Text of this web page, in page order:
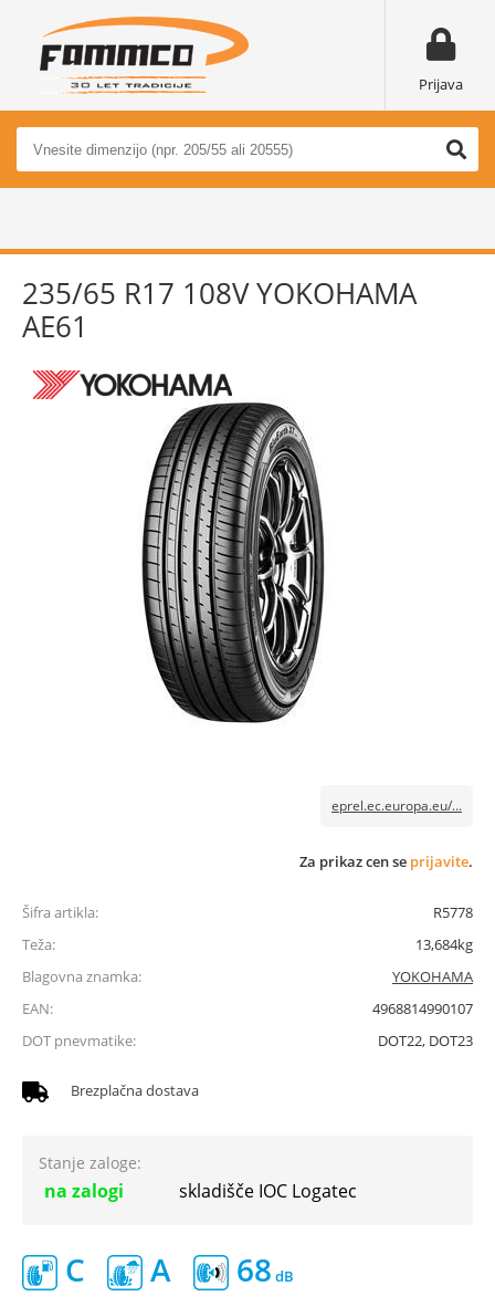
Prijava
235/65 R17 108V YOKOHAMA
AE61
eprel.ec.europa.eu/...
Za prikaz cen se prijavite.
Šifra artikla:
R5778
Teža:
13,684kg
Blagovna znamka:
YOKOHAMA
EAN:
4968814990107
DOT pnevmatike:
DOT22, DOT23
Brezplačna dostava
Stanje zaloge:
na zalogi skladišče IOC Logatec
C A 68